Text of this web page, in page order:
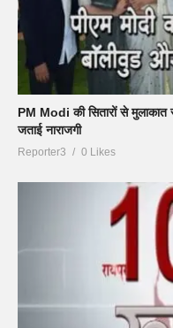
PM Modi की सितारों से
जताई नाराजगी
Reporter3 0 Likes